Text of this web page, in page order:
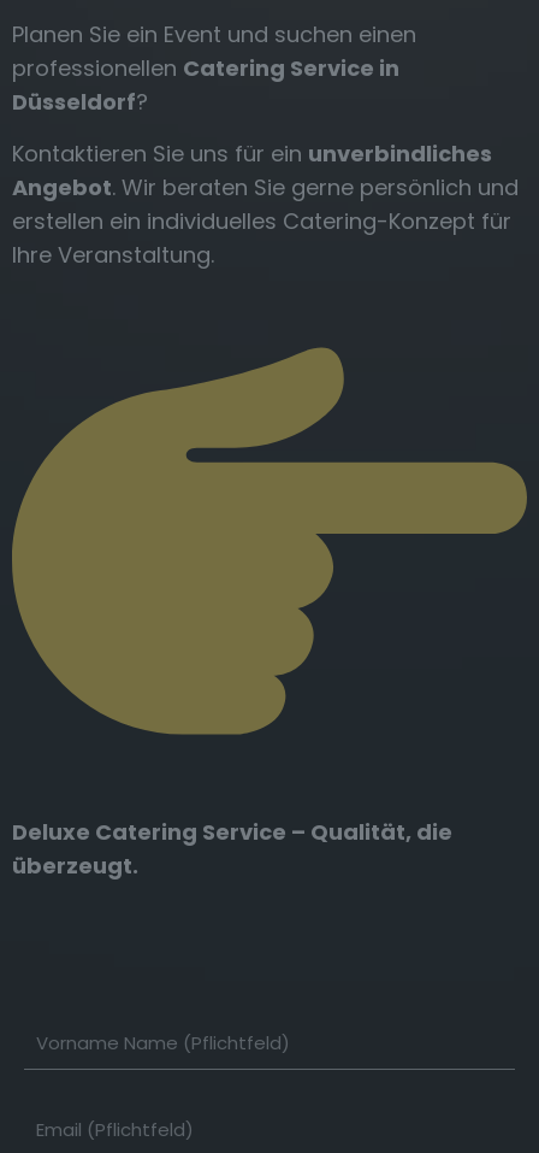
Planen Sie ein Event und suchen einen
professionellen Catering Service in
Düsseldorf?
Kontaktieren Sie uns für ein unverbindliches
Angebot. Wir beraten Sie gerne persönlich und
erstellen ein individuelles Catering-Konzept für
Ihre Veranstaltung.
Deluxe Catering Service – Qualität, die
überzeugt.